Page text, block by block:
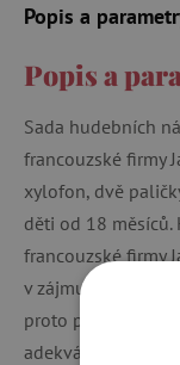
Popis a
Popis a
Sada hudebních
francouzské firmy
xylofon, dvě
děti od 18 měsíců.
francouzské firmy
v zájmu o hudbu,
proto prosím před
adekvátní věku